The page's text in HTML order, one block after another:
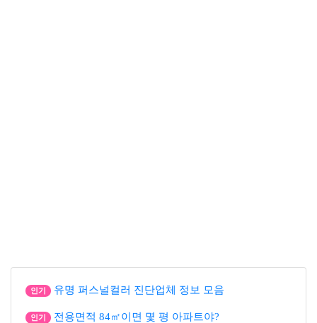
인기 유명 퍼스널컬러 진단업체 정보 모음
인기 전용면적 84㎡이면 몇 평 아파트야?